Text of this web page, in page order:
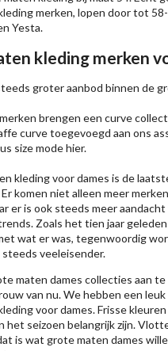
merken, lopen door tot
Yesta.
kleding merken
groter aanbod binnen de
brengen een curve
curve toegevoegd aan ons
size modehier.
kleding voor dames is de
komen niet alleen meer
er is ook steeds meer
Zoals het tien jaar
wat er was, tegenwoordig
steeds veeleisender.
maten dames collecties aan
van nu. We hebben een
voor dames. Frisse
het seizoen belangrijk zijn.
is wat grote maten dames